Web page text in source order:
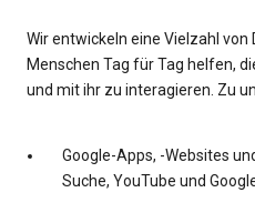
Wir entwickeln eine Vielzahl von
Menschen Tag für Tag helfen,
und mit ihr zu interagieren. Zu
Google-Apps, -Websites
Suche, YouTube und